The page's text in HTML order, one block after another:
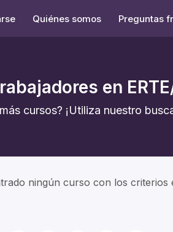
Quiénes somos Preguntas
en
cursos? ¡Utiliza nuestro
ningún curso con los criterios